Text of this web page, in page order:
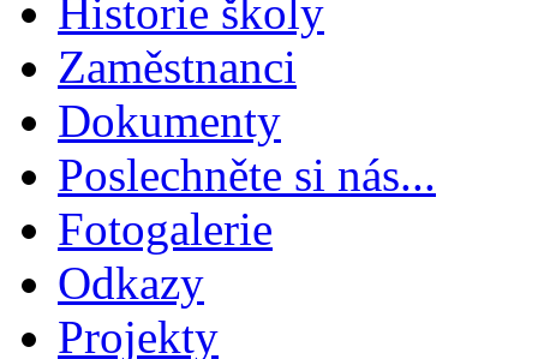
Historie školy
Zaměstnanci
Dokumenty
Poslechněte si nás...
Fotogalerie
Odkazy
Projekty